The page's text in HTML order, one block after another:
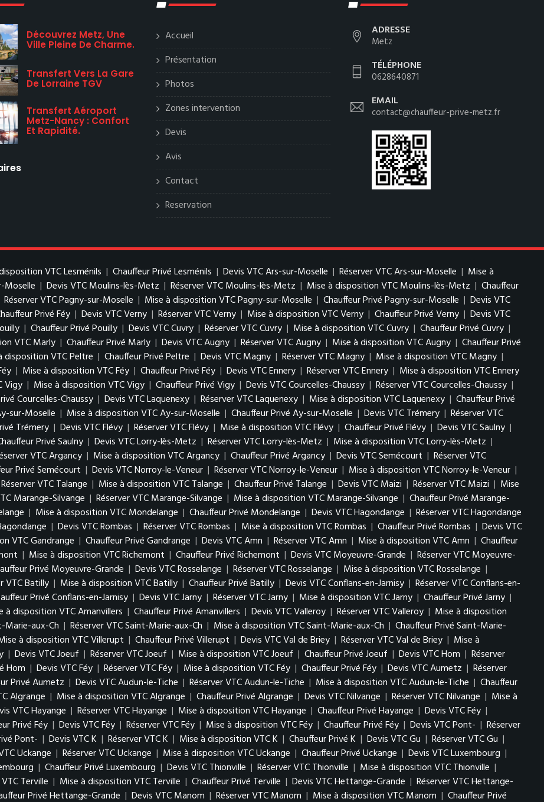
Découvrez Metz, Une
Ville Pleine De Charme.
Transfert Vers La Gare
De Lorraine TGV
Transfert Aéroport
Metz-Nancy : Confort
Et Rapidité.
Accueil
Présentation
Photos
Zones intervention
Devis
Avis
Contact
Reservation
ADRESSE
Metz
TÉLÉPHONE
0628640871
EMAIL
contact@chauffeur-prive-metz.fr
VTC Lesménils | Chauffeur Privé Lesménils | Devis VTC Ars-sur-Moselle | Réserver VTC Ars-sur-Moselle | Mise à
Moselle | Devis VTC Moulins-lès-Metz | Réserver VTC Moulins-lès-Metz | Mise à disposition VTC Moulins-lès-Metz | Chauffeur
Réserver VTC Pagny-sur-Moselle | Mise à disposition VTC Pagny-sur-Moselle | Chauffeur Privé Pagny-sur-Moselle | Devis VTC
Privé Féy | Devis VTC Verny | Réserver VTC Verny | Mise à disposition VTC Verny | Chauffeur Privé Verny | Devis VTC
| Chauffeur Privé Pouilly | Devis VTC Cuvry | Réserver VTC Cuvry | Mise à disposition VTC Cuvry | Chauffeur Privé Cuvry |
VTC Marly | Chauffeur Privé Marly | Devis VTC Augny | Réserver VTC Augny | Mise à disposition VTC Augny | Chauffeur Privé
disposition VTC Peltre | Chauffeur Privé Peltre | Devis VTC Magny | Réserver VTC Magny | Mise à disposition VTC Magny |
| Mise à disposition VTC Féy | Chauffeur Privé Féy | Devis VTC Ennery | Réserver VTC Ennery | Mise à disposition VTC Ennery
Vigy | Mise à disposition VTC Vigy | Chauffeur Privé Vigy | Devis VTC Courcelles-Chaussy | Réserver VTC Courcelles-Chaussy |
Courcelles-Chaussy | Devis VTC Laquenexy | Réserver VTC Laquenexy | Mise à disposition VTC Laquenexy | Chauffeur Privé
sur-Moselle | Mise à disposition VTC Ay-sur-Moselle | Chauffeur Privé Ay-sur-Moselle | Devis VTC Trémery | Réserver VTC
Trémery | Devis VTC Flévy | Réserver VTC Flévy | Mise à disposition VTC Flévy | Chauffeur Privé Flévy | Devis VTC Saulny |
Privé Saulny | Devis VTC Lorry-lès-Metz | Réserver VTC Lorry-lès-Metz | Mise à disposition VTC Lorry-lès-Metz |
VTC Argancy | Mise à disposition VTC Argancy | Chauffeur Privé Argancy | Devis VTC Semécourt | Réserver VTC
Privé Semécourt | Devis VTC Norroy-le-Veneur | Réserver VTC Norroy-le-Veneur | Mise à disposition VTC Norroy-le-Veneur |
Réserver VTC Talange | Mise à disposition VTC Talange | Chauffeur Privé Talange | Devis VTC Maizi | Réserver VTC Maizi | Mise
Marange-Silvange | Réserver VTC Marange-Silvange | Mise à disposition VTC Marange-Silvange | Chauffeur Privé Marange-
| Mise à disposition VTC Mondelange | Chauffeur Privé Mondelange | Devis VTC Hagondange | Réserver VTC Hagondange
| Devis VTC Rombas | Réserver VTC Rombas | Mise à disposition VTC Rombas | Chauffeur Privé Rombas | Devis VTC
VTC Gandrange | Chauffeur Privé Gandrange | Devis VTC Amn | Réserver VTC Amn | Mise à disposition VTC Amn | Chauffeur
| Mise à disposition VTC Richemont | Chauffeur Privé Richemont | Devis VTC Moyeuvre-Grande | Réserver VTC Moyeuvre-
Privé Moyeuvre-Grande | Devis VTC Rosselange | Réserver VTC Rosselange | Mise à disposition VTC Rosselange |
VTC Batilly | Mise à disposition VTC Batilly | Chauffeur Privé Batilly | Devis VTC Conflans-en-Jarnisy | Réserver VTC Conflans-en-
Privé Conflans-en-Jarnisy | Devis VTC Jarny | Réserver VTC Jarny | Mise à disposition VTC Jarny | Chauffeur Privé Jarny |
à disposition VTC Amanvillers | Chauffeur Privé Amanvillers | Devis VTC Valleroy | Réserver VTC Valleroy | Mise à disposition
Marie-aux-Ch | Réserver VTC Saint-Marie-aux-Ch | Mise à disposition VTC Saint-Marie-aux-Ch | Chauffeur Privé Saint-Marie-
à disposition VTC Villerupt | Chauffeur Privé Villerupt | Devis VTC Val de Briey | Réserver VTC Val de Briey | Mise à
| Devis VTC Joeuf | Réserver VTC Joeuf | Mise à disposition VTC Joeuf | Chauffeur Privé Joeuf | Devis VTC Hom | Réserver
Hom | Devis VTC Féy | Réserver VTC Féy | Mise à disposition VTC Féy | Chauffeur Privé Féy | Devis VTC Aumetz | Réserver
Privé Aumetz | Devis VTC Audun-le-Tiche | Réserver VTC Audun-le-Tiche | Mise à disposition VTC Audun-le-Tiche | Chauffeur
Algrange | Mise à disposition VTC Algrange | Chauffeur Privé Algrange | Devis VTC Nilvange | Réserver VTC Nilvange | Mise à
VTC Hayange | Réserver VTC Hayange | Mise à disposition VTC Hayange | Chauffeur Privé Hayange | Devis VTC Féy |
Privé Féy | Devis VTC Féy | Réserver VTC Féy | Mise à disposition VTC Féy | Chauffeur Privé Féy | Devis VTC Pont- | Réserver
Pont- | Devis VTC K | Réserver VTC K | Mise à disposition VTC K | Chauffeur Privé K | Devis VTC Gu | Réserver VTC Gu |
Uckange | Réserver VTC Uckange | Mise à disposition VTC Uckange | Chauffeur Privé Uckange | Devis VTC Luxembourg |
| Chauffeur Privé Luxembourg | Devis VTC Thionville | Réserver VTC Thionville | Mise à disposition VTC Thionville |
Terville | Mise à disposition VTC Terville | Chauffeur Privé Terville | Devis VTC Hettange-Grande | Réserver VTC Hettange-
Privé Hettange-Grande | Devis VTC Manom | Réserver VTC Manom | Mise à disposition VTC Manom | Chauffeur Privé